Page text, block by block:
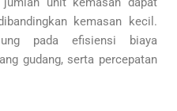
kemasan kecil.
pada efisiensi biaya
gudang, serta percepatan